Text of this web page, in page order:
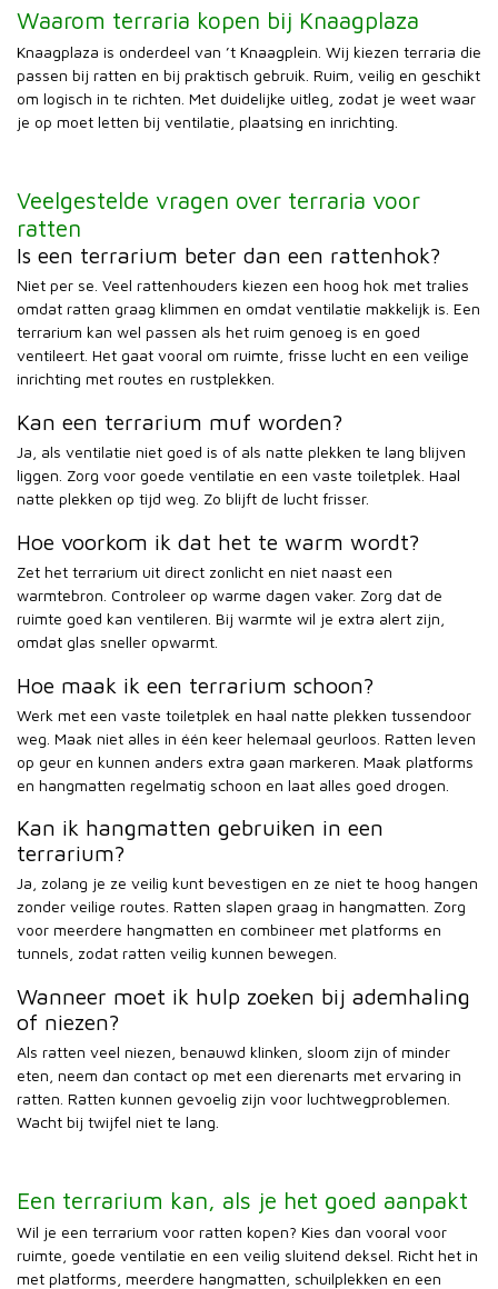
Waarom terraria kopen bij Knaagplaza
Knaagplaza is onderdeel van ’t Knaagplein. Wij kiezen terraria die
passen bij ratten en bij praktisch gebruik. Ruim, veilig en geschikt
om logisch in te richten. Met duidelijke uitleg, zodat je weet waar
je op moet letten bij ventilatie, plaatsing en inrichting.
Veelgestelde vragen over terraria voor
ratten
Is een terrarium beter dan een rattenhok?
Niet per se. Veel rattenhouders kiezen een hoog hok met tralies
omdat ratten graag klimmen en omdat ventilatie makkelijk is. Een
terrarium kan wel passen als het ruim genoeg is en goed
ventileert. Het gaat vooral om ruimte, frisse lucht en een veilige
inrichting met routes en rustplekken.
Kan een terrarium muf worden?
Ja, als ventilatie niet goed is of als natte plekken te lang blijven
liggen. Zorg voor goede ventilatie en een vaste toiletplek. Haal
natte plekken op tijd weg. Zo blijft de lucht frisser.
Hoe voorkom ik dat het te warm wordt?
Zet het terrarium uit direct zonlicht en niet naast een
warmtebron. Controleer op warme dagen vaker. Zorg dat de
ruimte goed kan ventileren. Bij warmte wil je extra alert zijn,
omdat glas sneller opwarmt.
Hoe maak ik een terrarium schoon?
Werk met een vaste toiletplek en haal natte plekken tussendoor
weg. Maak niet alles in één keer helemaal geurloos. Ratten leven
op geur en kunnen anders extra gaan markeren. Maak platforms
en hangmatten regelmatig schoon en laat alles goed drogen.
Kan ik hangmatten gebruiken in een
terrarium?
Ja, zolang je ze veilig kunt bevestigen en ze niet te hoog hangen
zonder veilige routes. Ratten slapen graag in hangmatten. Zorg
voor meerdere hangmatten en combineer met platforms en
tunnels, zodat ratten veilig kunnen bewegen.
Wanneer moet ik hulp zoeken bij ademhaling
of niezen?
Als ratten veel niezen, benauwd klinken, sloom zijn of minder
eten, neem dan contact op met een dierenarts met ervaring in
ratten. Ratten kunnen gevoelig zijn voor luchtwegproblemen.
Wacht bij twijfel niet te lang.
Een terrarium kan, als je het goed aanpakt
Wil je een terrarium voor ratten kopen? Kies dan vooral voor
ruimte, goede ventilatie en een veilig sluitend deksel. Richt het in
met platforms, meerdere hangmatten, schuilplekken en een